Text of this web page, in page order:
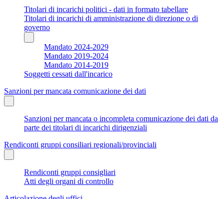
Titolari di incarichi politici - dati in formato tabellare
Titolari di incarichi di amministrazione di direzione o di
governo
Mandato 2024-2029
Mandato 2019-2024
Mandato 2014-2019
Soggetti cessati dall'incarico
Sanzioni per mancata comunicazione dei dati
Sanzioni per mancata o incompleta comunicazione dei dati da
parte dei titolari di incarichi dirigenziali
Rendiconti gruppi consiliari regionali/provinciali
Rendiconti gruppi consigliari
Atti degli organi di controllo